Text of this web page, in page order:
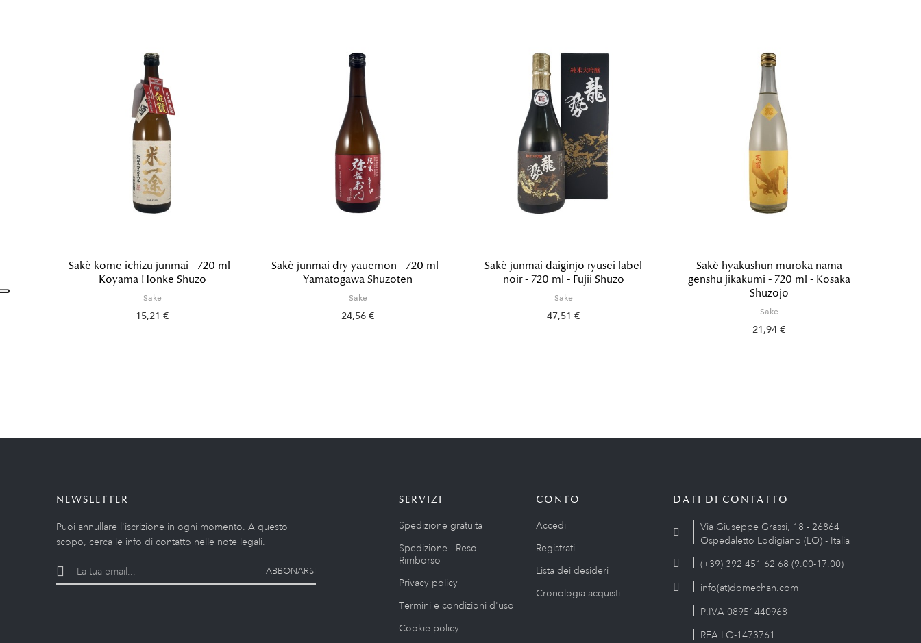
Sakè kome ichizu junmai - 720 ml -
Koyama Honke Shuzo
Sake
15,21 €
Sakè junmai dry yauemon - 720 ml -
Yamatogawa Shuzoten
Sake
24,56 €
Sakè junmai daiginjo ryusei label
noir - 720 ml - Fujii Shuzo
Sake
47,51 €
Sakè hyakushun muroka nama
genshu jikakumi - 720 ml - Kosaka
Shuzojo
Sake
21,94 €
NEWSLETTER
Puoi annullare l'iscrizione in ogni momento. A questo
scopo, cerca le info di contatto nelle note legali.
ABBONARSI
SERVIZI
Spedizione gratuita
Spedizione - Reso -
Rimborso
Privacy policy
Termini e condizioni d'uso
Cookie policy
CONTO
Accedi
Registrati
Lista dei desideri
Cronologia acquisti
DATI DI CONTATTO
Via Giuseppe Grassi, 18 - 26864
Ospedaletto Lodigiano (LO) - Italia
(+39) 392 451 62 68 (9.00-17.00)
info(at)domechan.com
P.IVA 08951440968
REA LO-1473761